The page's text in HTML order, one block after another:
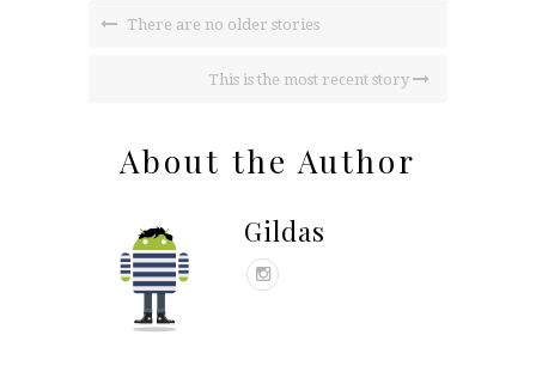
There are no older stories
This is the most recent story
About the Author
Gildas